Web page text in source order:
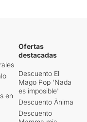
en
Ofertas
destacadas
Descuento El
Mago Pop 'Nada
es imposible'
Descuento Ànima
Descuento